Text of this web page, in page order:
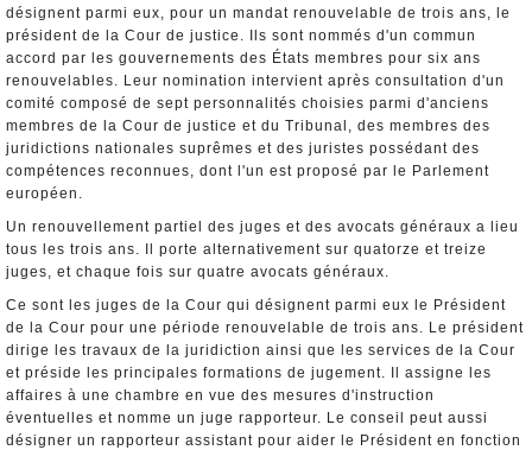
désignent parmi eux, pour un mandat renouvelable de trois ans, le
président de la Cour de justice. Ils sont nommés d'un commun
accord par les gouvernements des États membres pour six ans
renouvelables. Leur nomination intervient après consultation d'un
comité composé de sept personnalités choisies parmi d'anciens
membres de la Cour de justice et du Tribunal, des membres des
juridictions nationales suprêmes et des juristes possédant des
compétences reconnues, dont l'un est proposé par le Parlement
européen.
Un renouvellement partiel des juges et des avocats généraux a lieu
tous les trois ans. Il porte alternativement sur quatorze et treize
juges, et chaque fois sur quatre avocats généraux.
Ce sont les juges de la Cour qui désignent parmi eux le Président
de la Cour pour une période renouvelable de trois ans. Le président
dirige les travaux de la juridiction ainsi que les services de la Cour
et préside les principales formations de jugement. Il assigne les
affaires à une chambre en vue des mesures d'instruction
éventuelles et nomme un juge rapporteur. Le conseil peut aussi
désigner un rapporteur assistant pour aider le Président en fonction